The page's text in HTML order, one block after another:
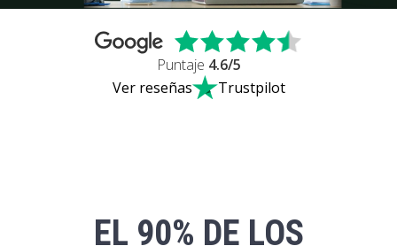
Puntaje 4.6/5
Ver reseñas
Trustpilot
EL 90% DE LOS